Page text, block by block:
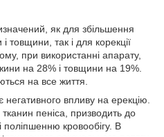
як для збільшення
товщини, так і для корекції
при використанні апарату,
на 28% і товщини на 19%.
на все життя.
впливу на ерекцію.
пеніса, призводить до
поліпшенню кровообігу. В